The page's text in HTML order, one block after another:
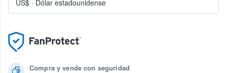
Compra y vende con seguridad
US$ · Dólar estadounidense